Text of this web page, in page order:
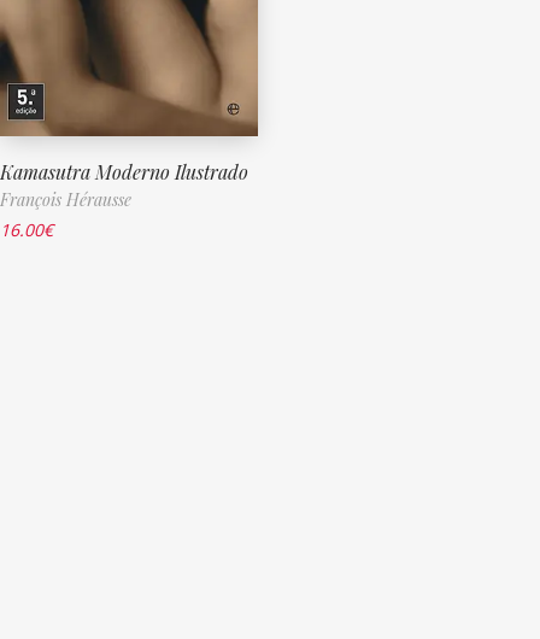
Kamasutra Moderno Ilustrado
François Hérausse
16.00€